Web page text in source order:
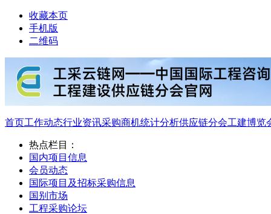
收藏本页
手机版
二维码
首页工作动态行业资讯采购商机统计分析供应链分会工建博览
热点栏目：
国内项目信息
会员动态
国际项目及招标采购信息
国别市场
工程采购论坛